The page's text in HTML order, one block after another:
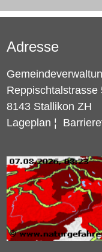
Adresse
Reppischtalstrasse
8143 Stallikon ZH
Lageplan ¦